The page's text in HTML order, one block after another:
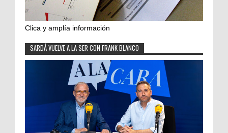
Clica y amplía información
SARDÁ VUELVE A LA SER CON FRANK BLANCO